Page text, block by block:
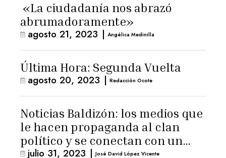
«La ciudadanía nos abrazó
abrumadoramente»
agosto 21, 2023 | Angélica Medinilla
Última Hora: Segunda Vuelta
agosto 20, 2023 | Redacción Ocote
Noticias Baldizón: los medios que
le hacen propaganda al clan
político y se conectan con un
hombre de confianza de
julio 31, 2023 | José David López Vicente